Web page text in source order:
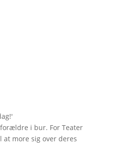
'
i bur. For Teater
more sig over deres